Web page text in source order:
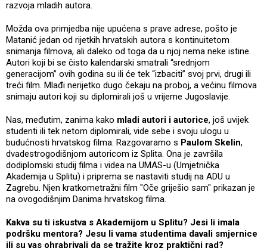
razvoja mladih autora.
Možda ova primjedba nije upućena s prave adrese, pošto je
Matanić jedan od rijetkih hrvatskih autora s kontinuitetom
snimanja filmova, ali daleko od toga da u njoj nema neke istine.
Autori koji bi se čisto kalendarski smatrali “srednjom
generacijom” ovih godina su ili će tek “izbaciti” svoj prvi, drugi ili
treći film. Mlađi nerijetko dugo čekaju na proboj, a većinu filmova
snimaju autori koji su diplomirali još u vrijeme Jugoslavije.
Nas, međutim, zanima kako mladi autori i autorice, još uvijek
studenti ili tek netom diplomirali, vide sebe i svoju ulogu u
budućnosti hrvatskog filma. Razgovaramo s Paulom Skelin,
dvadestrogodišnjom autoricom iz Splita. Ona je završila
dodiplomski studij filma i videa na UMAS-u (Umjetnička
Akademija u Splitu) i priprema se nastaviti studij na ADU u
Zagrebu. Njen kratkometražni film "Oče griješio sam" prikazan je
na ovogodišnjim Danima hrvatskog filma.
Kakva su ti iskustva s Akademijom u Splitu? Jesi li imala
podršku mentora? Jesu li vama studentima davali smjernice
ili su vas ohrabrivali da se tražite kroz praktični rad?